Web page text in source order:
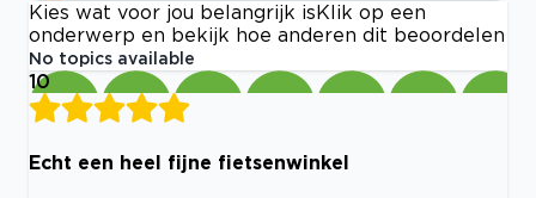
Kies wat voor jou belangrijk is Klik op een
onderwerp en bekijk hoe anderen dit beoordelen
No topics available
10
Echt een heel fijne fietsenwinkel